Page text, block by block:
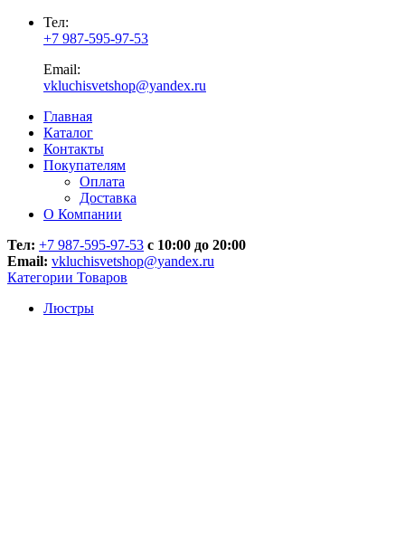
Тел:
+7 987-595-97-53
Email:
vkluchisvetshop@yandex.ru
Главная
Каталог
Контакты
Покупателям
Оплата
Доставка
О Компании
Тел: +7 987-595-97-53 с 10:00 до 20:00
Email: vkluchisvetshop@yandex.ru
Категории Товаров
Люстры